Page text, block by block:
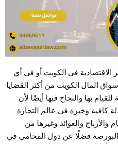
الاقتصادية في الكويت أو في أي
المال الكويت من أكثر القضايا
بها والنجاح فيها أيضًا لأن
كافية وخبرة في عالم التجارة
والعوائد وغيرها من
والبورصة فضلًا عن دول المحامي في